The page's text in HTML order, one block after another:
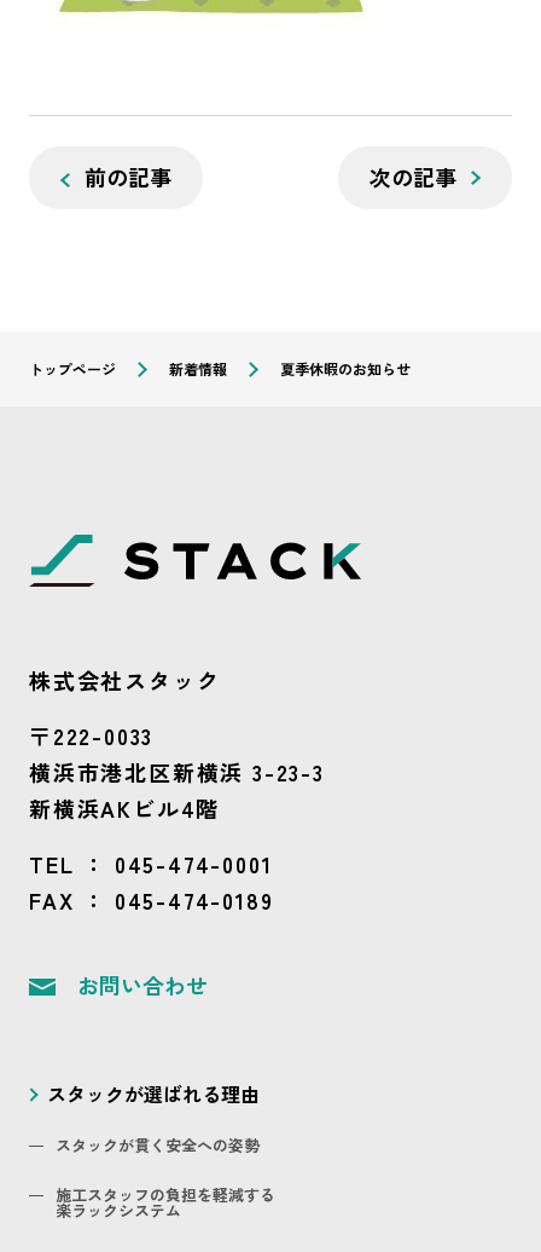
前の記事 次の記事
トップページ 新着情報 夏季休暇のお知らせ
株式会社スタック
〒222-0033
横浜市港北区新横浜 3-23-3
新横浜AKビル4階
TEL ： 045-474-0001
FAX ： 045-474-0189
お問い合わせ
スタックが選ばれる理由
スタックが貫く安全への姿勢
施工スタッフの負担を軽減する
楽ラックシステム